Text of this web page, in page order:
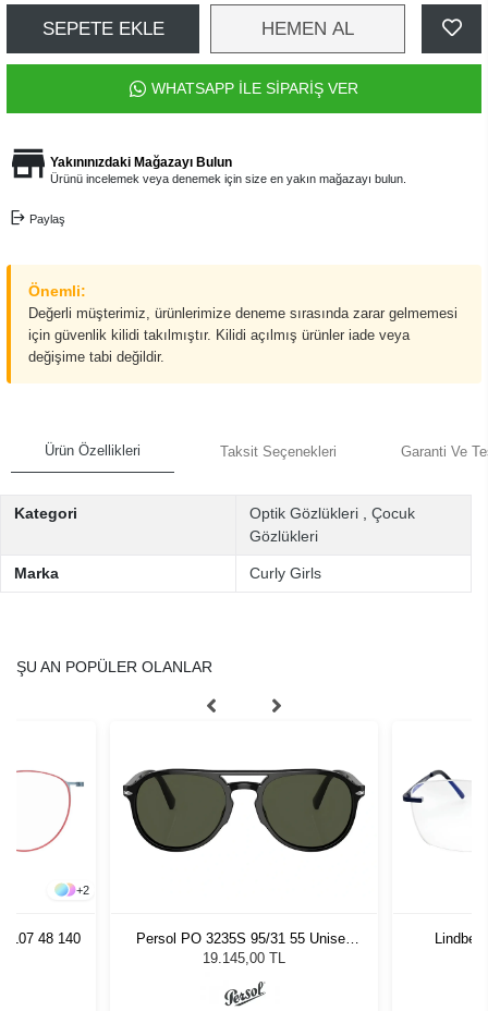
SEPETE EKLE HEMEN AL
WHATSAPP İLE SİPARİŞ VER
Yakınınızdaki Mağazayı Bulun
Ürünü incelemek veya denemek için size en yakın mağazayı bulun.
Paylaş
Önemli:
Değerli müşterimiz, ürünlerimize deneme sırasında zarar gelmemesi
için güvenlik kilidi takılmıştır. Kilidi açılmış ürünler iade veya
değişime tabi değildir.
Ürün Özellikleri Taksit Seçenekleri Garanti Ve
Kategori Optik Gözlükleri
Çocuk
Gözlükleri
Marka Curly Girls
ŞU AN POPÜLER OLANLAR
+2
107 48 140
Persol PO 3235S 95/31 55 Unisex
Güneş Gözlüğü
19.145,00 TL